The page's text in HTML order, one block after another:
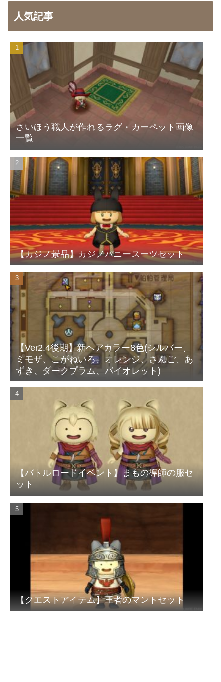
人気記事
さいほう職人が作れるラグ・カーペット画像
一覧
【カジノ景品】カジノバニースーツセット
【Ver2.4後期】新ヘアカラー8色(シルバー、
ミモザ、こがねいろ、オレンジ、さんご、あ
ずき、ダークプラム、バイオレット)
【バトルロードイベント】まもの導師の服セ
ット
【クエストアイテム】王者のマントセット